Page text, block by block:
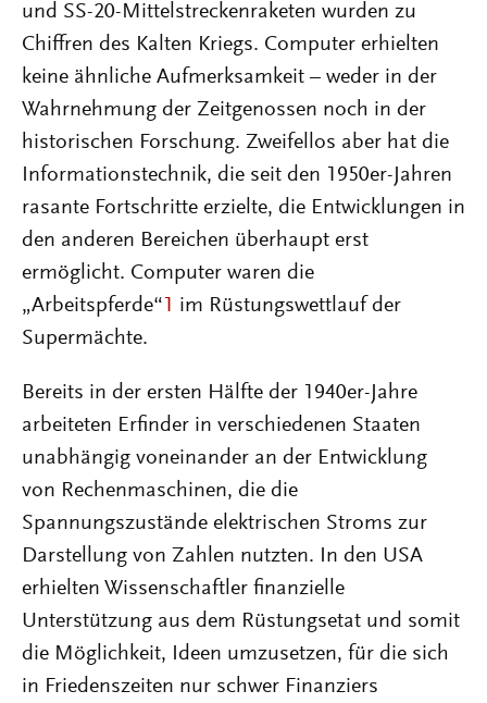
und SS-20-Mittelstreckenraketen wurden zu
Chiffren des Kalten Kriegs. Computer erhielten
keine ähnliche Aufmerksamkeit – weder in der
Wahrnehmung der Zeitgenossen noch in der
historischen Forschung. Zweifellos aber hat die
Informationstechnik, die seit den 1950er-Jahren
rasante Fortschritte erzielte, die Entwicklungen in
den anderen Bereichen überhaupt erst
ermöglicht. Computer waren die
„Arbeitspferde“ 1 im Rüstungswettlauf der
Supermächte.
Bereits in der ersten Hälfte der 1940er-Jahre
arbeiteten Erfinder in verschiedenen Staaten
unabhängig voneinander an der Entwicklung
von Rechenmaschinen, die die
Spannungszustände elektrischen Stroms zur
Darstellung von Zahlen nutzten. In den USA
erhielten Wissenschaftler finanzielle
Unterstützung aus dem Rüstungsetat und somit
die Möglichkeit, Ideen umzusetzen, für die sich
in Friedenszeiten nur schwer Finanziers